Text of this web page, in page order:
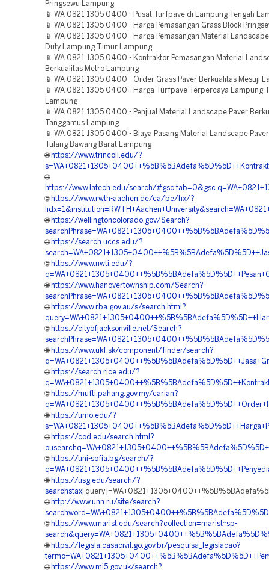
Pringsewu Lampung
📱 WA 0821 1305 0400 - Pusat Turfpave di Lampung Tengah
📱 WA 0821 1305 0400 - Harga Pemasangan Grass Block
📱 WA 0821 1305 0400 - Harga Pemasangan Material
Duty Lampung Timur Lampung
📱 WA 0821 1305 0400 - Kontraktor Pemasangan Material
Berkualitas Metro Lampung
📱 WA 0821 1305 0400 - Order Grass Paver Berkualitas Mesuji
📱 WA 0821 1305 0400 - Harga Turfpave Terpercaya Lampung
Lampung
📱 WA 0821 1305 0400 - Penjual Material Landscape Paver
Tanggamus Lampung
📱 WA 0821 1305 0400 - Biaya Pasang Material Landscape
Tulang Bawang Barat Lampung
🌐 https://www.trincoll.edu/?
🌐
https://www.latech.edu/search/
🌐 https://www.rwth-aachen.de/ca/be/hx/?
🌐 https://wellingtoncolorado.gov/Search?
🌐 https://search.uccs.edu/?
🌐 https://www.nwti.edu/?
🌐 https://www.hanovertownship.com/Search?
🌐 https://www.rba.gov.au/s/search.html?
🌐 https://cityofjacksonville.net/Search?
🌐 https://www.ukf.sk/component/finder/search?
🌐 https://search.rice.edu/?
🌐 https://mufti.pahang.gov.my/carian?
🌐 https://umo.edu/?
🌐 https://cod.edu/search.html?
🌐 https://uni-sofia.bg/search/?
🌐 https://usg.edu/search/?
searchstax
🌐 http://www.unn.ru/site/search?
🌐 https://www.marist.edu/search?collection=marist~sp-
🌐 https://legisla.casacivil.go.gov.br/pesquisa_legislacao?
🌐 https://www.mi5.gov.uk/search?